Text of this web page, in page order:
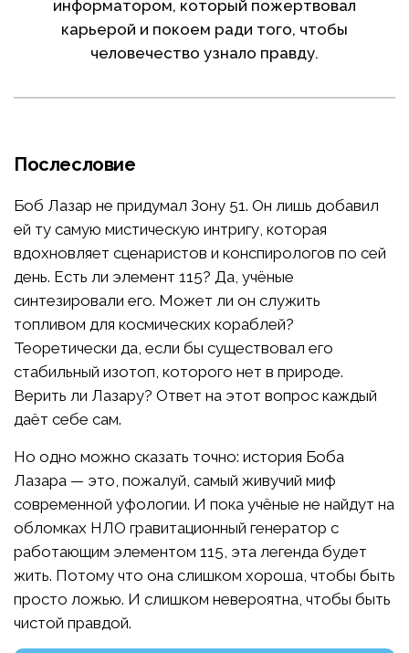
информатором, который пожертвовал
карьерой и покоем ради того, чтобы
человечество узнало правду.
Послесловие
Боб Лазар не придумал Зону 51. Он лишь добавил
ей ту самую мистическую интригу, которая
вдохновляет сценаристов и конспирологов по сей
день. Есть ли элемент 115? Да, учёные
синтезировали его. Может ли он служить
топливом для космических кораблей?
Теоретически да, если бы существовал его
стабильный изотоп, которого нет в природе.
Верить ли Лазару? Ответ на этот вопрос каждый
даёт себе сам.
Но одно можно сказать точно: история Боба
Лазара — это, пожалуй, самый живучий миф
современной уфологии. И пока учёные не найдут на
обломках НЛО гравитационный генератор с
работающим элементом 115, эта легенда будет
жить. Потому что она слишком хороша, чтобы быть
просто ложью. И слишком невероятна, чтобы быть
чистой правдой.